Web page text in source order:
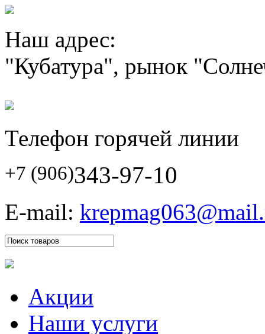
Наш адрес:
"Кубатура", рынок
Телефон горячей линии
+7 (906)343-97-10
E-mail:
Акции
Наши услуги